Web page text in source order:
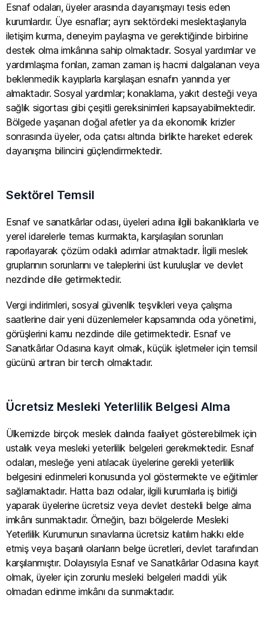
Esnaf odaları, üyeler arasında dayanışmayı tesis eden
kurumlardır. Üye esnaflar; aynı sektördeki meslektaşlarıyla
iletişim kurma, deneyim paylaşma ve gerektiğinde birbirine
destek olma imkânına sahip olmaktadır. Sosyal yardımlar ve
yardımlaşma fonları, zaman zaman iş hacmi dalgalanan veya
beklenmedik kayıplarla karşılaşan esnafın yanında yer
almaktadır. Sosyal yardımlar; konaklama, yakıt desteği veya
sağlık sigortası gibi çeşitli gereksinimleri kapsayabilmektedir.
Bölgede yaşanan doğal afetler ya da ekonomik krizler
sonrasında üyeler, oda çatısı altında birlikte hareket ederek
dayanışma bilincini güçlendirmektedir.
Sektörel Temsil
Esnaf ve sanatkârlar odası, üyeleri adına ilgili bakanlıklarla ve
yerel idarelerle temas kurmakta, karşılaşılan sorunları
raporlayarak çözüm odaklı adımlar atmaktadır. İlgili meslek
gruplarının sorunlarını ve taleplerini üst kuruluşlar ve devlet
nezdinde dile getirmektedir.
Vergi indirimleri, sosyal güvenlik teşvikleri veya çalışma
saatlerine dair yeni düzenlemeler kapsamında oda yönetimi,
görüşlerini kamu nezdinde dile getirmektedir. Esnaf ve
Sanatkârlar Odasına kayıt olmak, küçük işletmeler için temsil
gücünü artıran bir tercih olmaktadır.
Ücretsiz Mesleki Yeterlilik Belgesi Alma
Ülkemizde birçok meslek dalında faaliyet gösterebilmek için
ustalık veya mesleki yeterlilik belgeleri gerekmektedir. Esnaf
odaları, mesleğe yeni atılacak üyelerine gerekli yeterlilik
belgesini edinmeleri konusunda yol göstermekte ve eğitimler
sağlamaktadır​. Hatta bazı odalar, ilgili kurumlarla iş birliği
yaparak üyelerine ücretsiz veya devlet destekli belge alma
imkânı sunmaktadır. Örneğin, bazı bölgelerde Mesleki
Yeterlilik Kurumunun sınavlarına ücretsiz katılım hakkı elde
etmiş veya başarılı olanların belge ücretleri, devlet tarafından
karşılanmıştır. Dolayısıyla Esnaf ve Sanatkârlar Odasına kayıt
olmak, üyeler için zorunlu mesleki belgeleri maddi yük
olmadan edinme imkânı da sunmaktadır.